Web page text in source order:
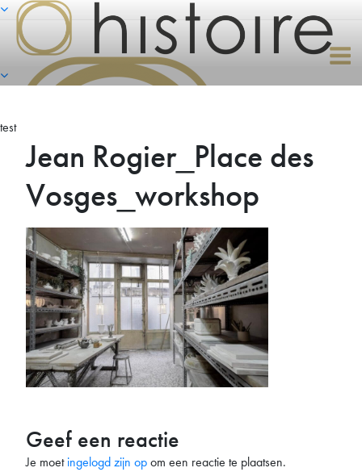
Naar
inhoud
springen
test
Jean Rogier_Place des
Vosges_workshop
Geef een reactie
Je moetingelogd zijn opom een reactie te plaatsen.